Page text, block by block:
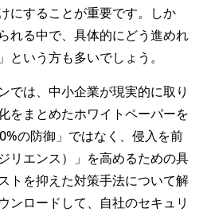
にすることが重要です。しか
れる中で、具体的にどう進めれ
という方も多いでしょう。
では、中小企業が現実的に取り
をまとめたホワイトペーパーを
の防御」ではなく、侵入を前
リエンス）」を高めるための具
トを抑えた対策手法について解
ンロードして、自社のセキュリ